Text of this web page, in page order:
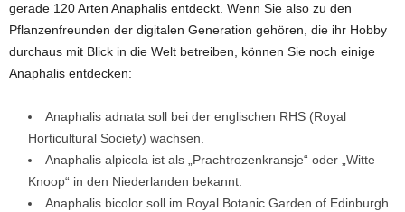
gerade 120 Arten Anaphalis entdeckt. Wenn Sie also zu den
Pflanzenfreunden der digitalen Generation gehören, die ihr Hobby
durchaus mit Blick in die Welt betreiben, können Sie noch einige
Anaphalis entdecken:
Anaphalis adnata soll bei der englischen RHS (Royal
Horticultural Society) wachsen.
Anaphalis alpicola ist als „Prachtrozenkransje“ oder „Witte
Knoop“ in den Niederlanden bekannt.
Anaphalis bicolor soll im Royal Botanic Garden of Edinburgh